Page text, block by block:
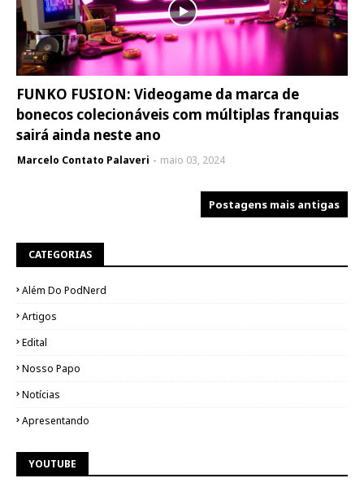
FUNKO FUSION: Videogame da marca de
bonecos colecionáveis com múltiplas franquias
sairá ainda neste ano
Marcelo Contato Palaveri maio 03, 2024
Postagens mais antigas
CATEGORIAS
Além Do PodNerd
Artigos
Edital
Nosso Papo
Notícias
Apresentando
YOUTUBE